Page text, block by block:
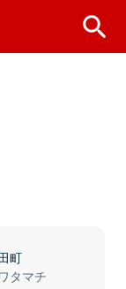
町
タマチ